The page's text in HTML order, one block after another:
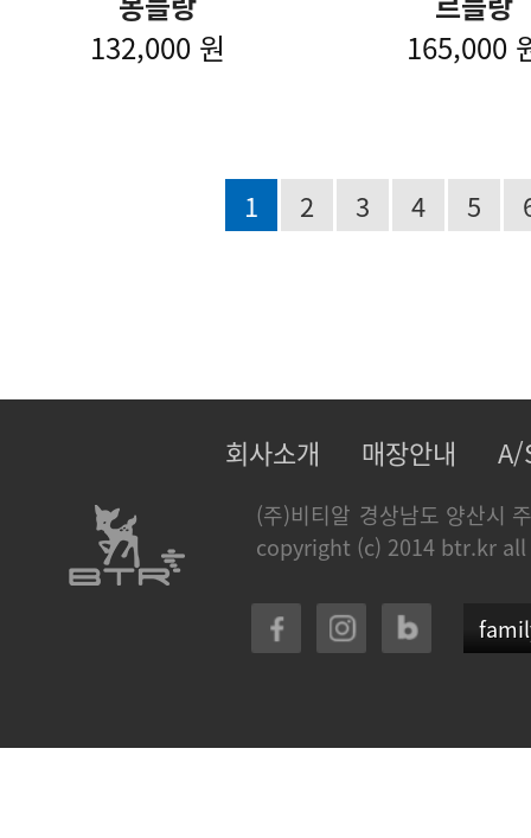
132,000 원
165,000
1 2 3 4 5
회사소개 매장안내 A/
(주)비티알 경상남도 양산시
copyright (c) 2014 btr.kr